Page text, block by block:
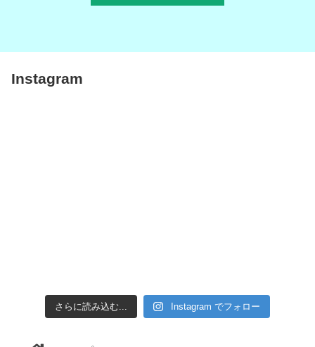
Instagram
さらに読み込む... Instagram でフォロー